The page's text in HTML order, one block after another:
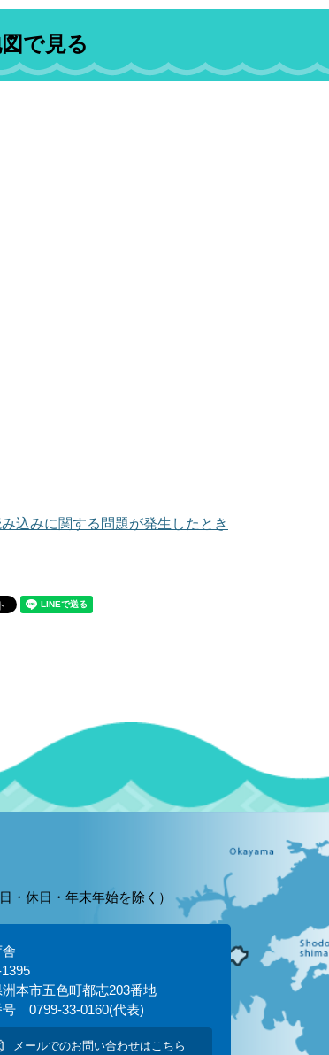
で見る
込みに関する問題が発生したとき
・休日・年末年始を除く）
本市五色町都志203番地
号 0799-33-0160(代表)
メールでのお問い合わせはこちら